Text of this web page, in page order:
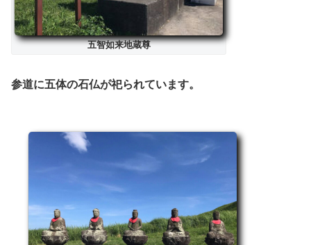
五智如来地蔵尊
参道に五体の石仏が祀られています。